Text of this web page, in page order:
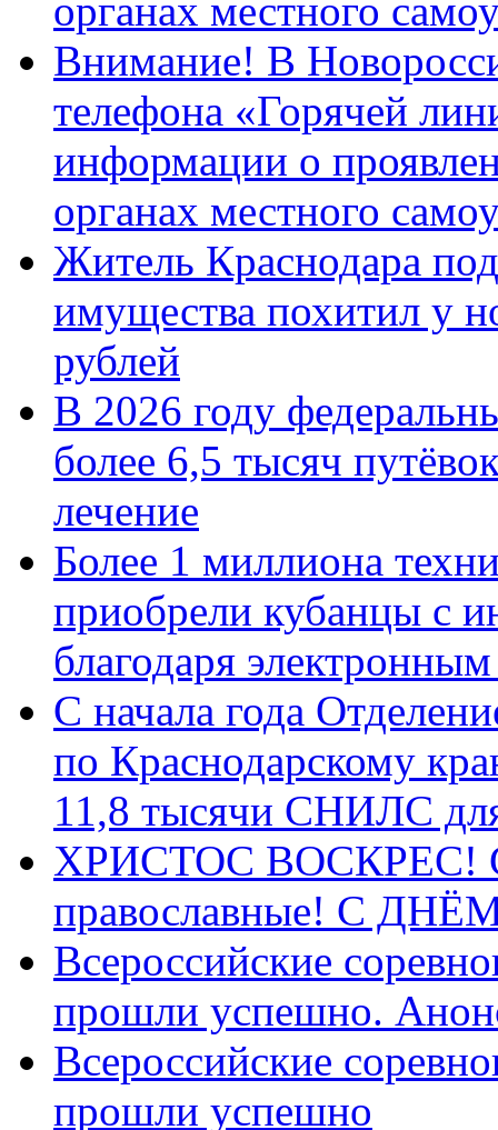
органах местного
Внимание! В
телефона «Горячей
информации о
органах местного
Житель Краснодара
имущества похитил у
рублей
В 2026 году
более 6,5 тысяч
лечение
Более 1 миллиона
приобрели кубанцы с
благодаря
С начала года
по Краснодарскому
11,8 тысячи СНИЛС
ХРИСТОС ВОСКРЕС! С
православные! C
Всероссийские
прошли успешно.
Всероссийские
прошли успешно